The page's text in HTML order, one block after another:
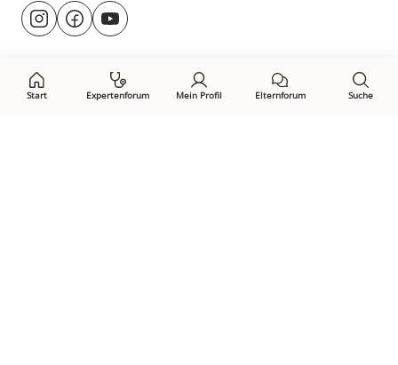
Start Expertenforum Mein Profil Elternforum Suche
Besuche
uns@rund.ums.baby
facebook.com/rundumsbaby.de
youtube.com/@rundumsbaby_